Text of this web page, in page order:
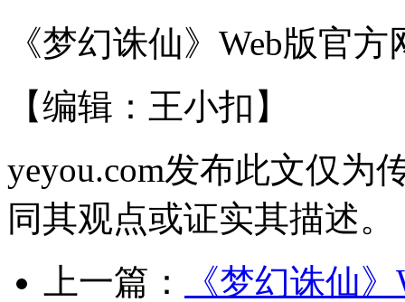
《梦幻诛仙》Web版官方
【编辑：王小扣】
yeyou.com发布此文仅为
同其观点或证实其描述。
上一篇：
《梦幻诛仙